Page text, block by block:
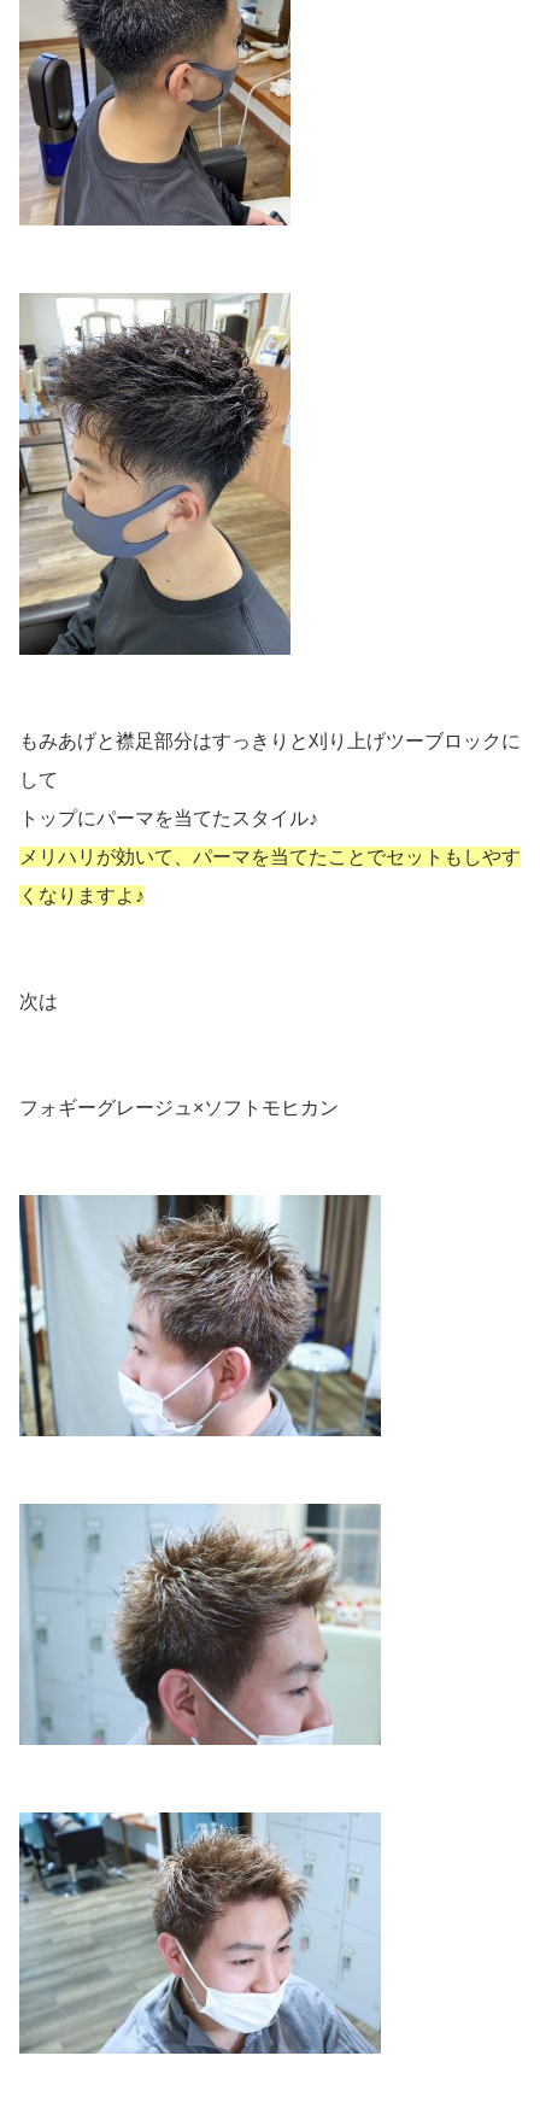
もみあげと襟足部分はすっきりと刈り上げツーブロックに
して
トップにパーマを当てたスタイル♪
メリハリが効いて、パーマを当てたことでセットもしやす
くなりますよ♪
次は
フォギーグレージュ×ソフトモヒカン